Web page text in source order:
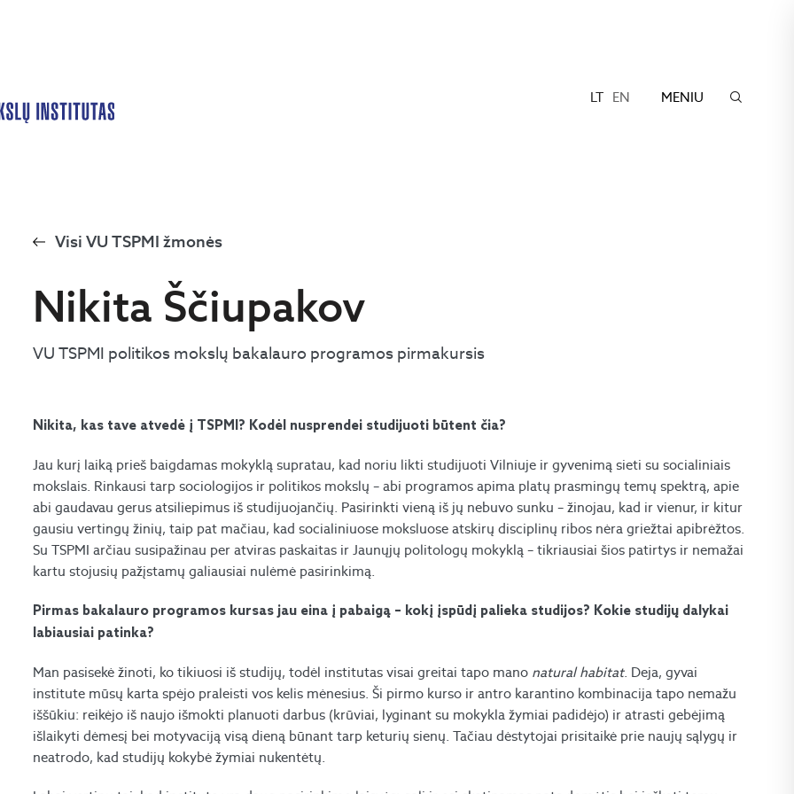
LT EN MENIU
Visi VU TSPMI žmonės
Nikita Ščiupakov
VU TSPMI politikos mokslų bakalauro programos pirmakursis
Nikita, kas tave atvedė į TSPMI? Kodėl nusprendei studijuoti būtent čia?
Jau kurį laiką prieš baigdamas mokyklą supratau, kad noriu likti studijuoti Vilniuje ir gyvenimą sieti su socialiniais
mokslais. Rinkausi tarp sociologijos ir politikos mokslų – abi programos apima platų prasmingų temų spektrą, apie
abi gaudavau gerus atsiliepimus iš studijuojančių. Pasirinkti vieną iš jų nebuvo sunku – žinojau, kad ir vienur, ir kitur
gausiu vertingų žinių, taip pat mačiau, kad socialiniuose moksluose atskirų disciplinų ribos nėra griežtai apibrėžtos.
Su TSPMI arčiau susipažinau per atviras paskaitas ir Jaunųjų politologų mokyklą – tikriausiai šios patirtys ir nemažai
kartu stojusių pažįstamų galiausiai nulėmė pasirinkimą.
Pirmas bakalauro programos kursas jau eina į pabaigą – kokį įspūdį palieka studijos? Kokie studijų dalykai
labiausiai patinka?
Man pasisekė žinoti, ko tikiuosi iš studijų, todėl institutas visai greitai tapo mano natural habitat. Deja, gyvai
institute mūsų karta spėjo praleisti vos kelis mėnesius. Ši pirmo kurso ir antro karantino kombinacija tapo nemažu
iššūkiu: reikėjo iš naujo išmokti planuoti darbus (krūviai, lyginant su mokykla žymiai padidėjo) ir atrasti gebėjimą
išlaikyti dėmesį bei motyvaciją visą dieną būnant tarp keturių sienų. Tačiau dėstytojai prisitaikė prie naujų sąlygų ir
neatrodo, kad studijų kokybė žymiai nukentėtų.